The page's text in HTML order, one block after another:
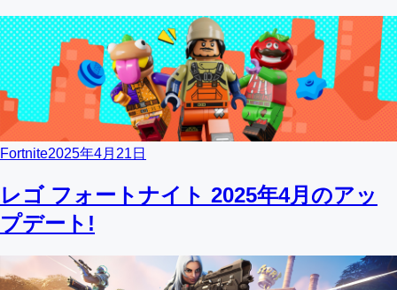
Fortnite2025年4月21日
レゴ フォートナイト 2025年4月のアッ
プデート!